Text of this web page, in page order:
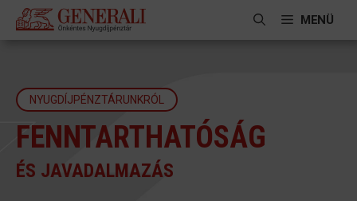
Kilépés
tartalomba
MENÜ
NYUGDÍJPÉNZTÁRUNKRÓL
FENNTARTHATÓSÁG
ÉS JAVADALMAZÁS